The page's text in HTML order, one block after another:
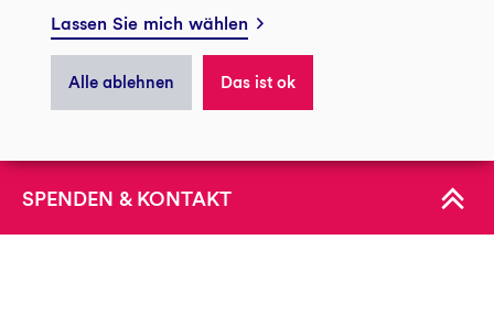
KONTAKT
Zukunftsstiftung Mensch und Gesellschaft
bei der GLS Treuhand
IBAN:DE73 4306 0967 0107 0000 10
BIC: GENODEM1GLS
Privatsphäre
Lassen Sie mich wählen
Alle ablehnen Das ist ok